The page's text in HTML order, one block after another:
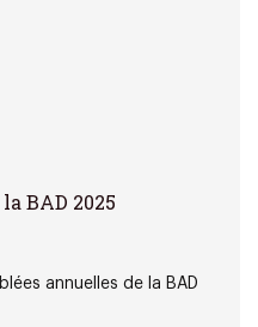
BAD 2025
annuelles de la BAD